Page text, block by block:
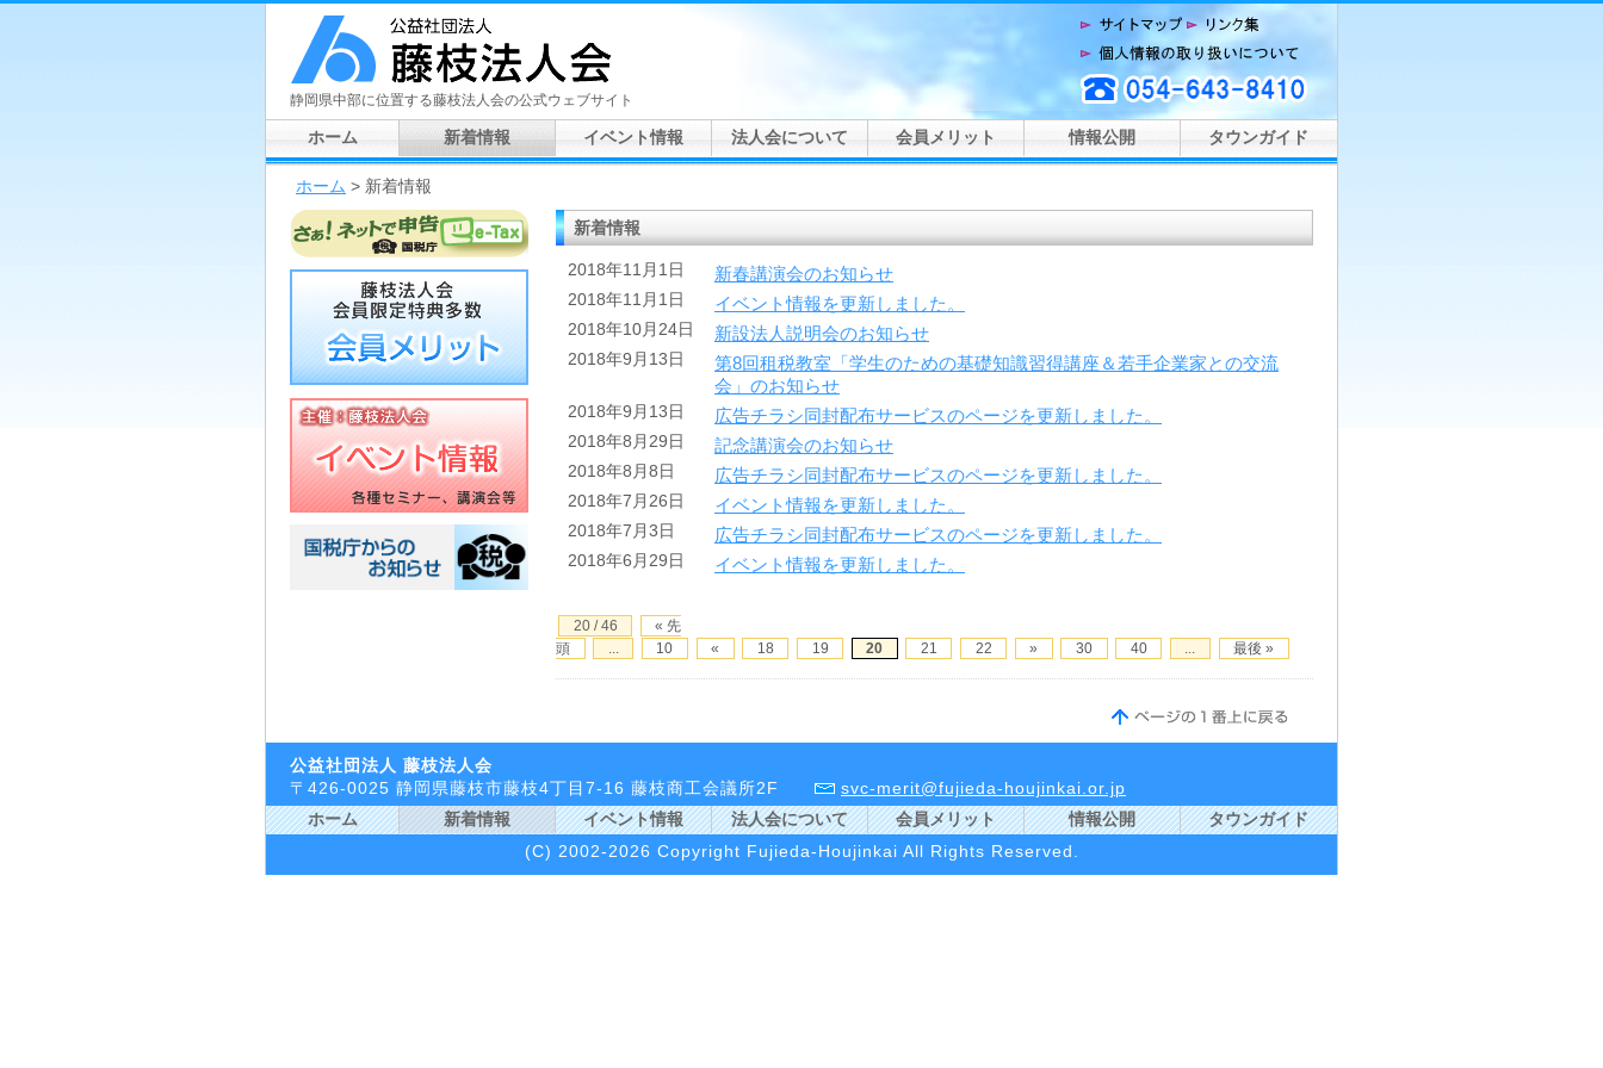
静岡県中部に位置する藤枝法人会の公式ウェブサイト
ホーム 新着情報 イベント情報 法人会について 会員メリット 情報公開 タウンガイド
ホーム > 新着情報
新着情報
2018年11月1日 新春講演会のお知らせ
2018年11月1日 イベント情報を更新しました。
2018年10月24日 新設法人説明会のお知らせ
2018年9月13日
第8回租税教室「学生のための基礎知識習得講座＆若手企業家との交流
会」のお知らせ
2018年9月13日 広告チラシ同封配布サービスのページを更新しました。
2018年8月29日 記念講演会のお知らせ
2018年8月8日 広告チラシ同封配布サービスのページを更新しました。
2018年7月26日 イベント情報を更新しました。
2018年7月3日 広告チラシ同封配布サービスのページを更新しました。
2018年6月29日 イベント情報を更新しました。
20 / 46
« 先
頭
10 « 18 19 20 21 22 » 30 40 最後 »
公益社団法人 藤枝法人会
〒426-0025 静岡県藤枝市藤枝4丁目7-16 藤枝商工会議所2F
svc-merit@fujieda-houjinkai.or.jp
ホーム
新着情報 イベント情報 法人会について 会員メリット 情報公開
タウンガイド
(C) 2002-2026 Copyright Fujieda-Houjinkai All Rights Reserved.